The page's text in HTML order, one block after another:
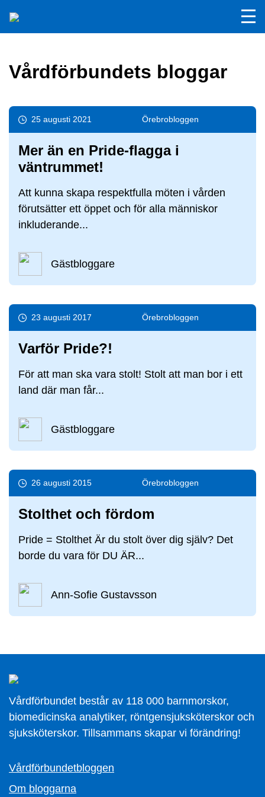
Vårdförbundets bloggar
25 augusti 2021 Örebro­bloggen
Mer än en Pride-flagga i
väntrummet!
Att kunna skapa respektfulla möten i vården
förutsätter ett öppet och för alla människor
inkluderande...
Gästbloggare
23 augusti 2017 Örebro­bloggen
Varför Pride?!
För att man ska vara stolt! Stolt att man bor i ett
land där man får...
Gästbloggare
26 augusti 2015 Örebro­bloggen
Stolthet och fördom
Pride = Stolthet Är du stolt över dig själv? Det
borde du vara för DU ÄR...
Ann-Sofie Gustavsson
Vårdförbundet består av 118 000 barnmorskor,
biomedicinska analytiker, röntgensjuksköterskor och
sjuksköterskor. Tillsammans skapar vi förändring!
Vårdförbundetbloggen
Om bloggarna